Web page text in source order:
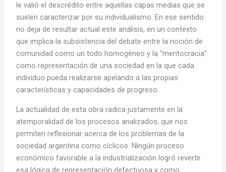
le valió el descrédito entre aquellas capas medias que se
suelen caracterizar por su individualismo. En ese sentido
no deja de resultar actual este análisis, en un contexto
que implica la subsistencia del debate entre la noción de
comunidad como un todo homogéneo y la “meritocracia”
como representación de una sociedad en la que cada
individuo pueda realizarse apelando a las propias
características y capacidades de progreso.
La actualidad de esta obra radica justamente en la
atemporalidad de los procesos analizados, que nos
permiten reflexionar acerca de los problemas de la
sociedad argentina como cíclicos. Ningún proceso
económico favorable a la industrialización logró revertir
esa lógica de representación defectuosa y como